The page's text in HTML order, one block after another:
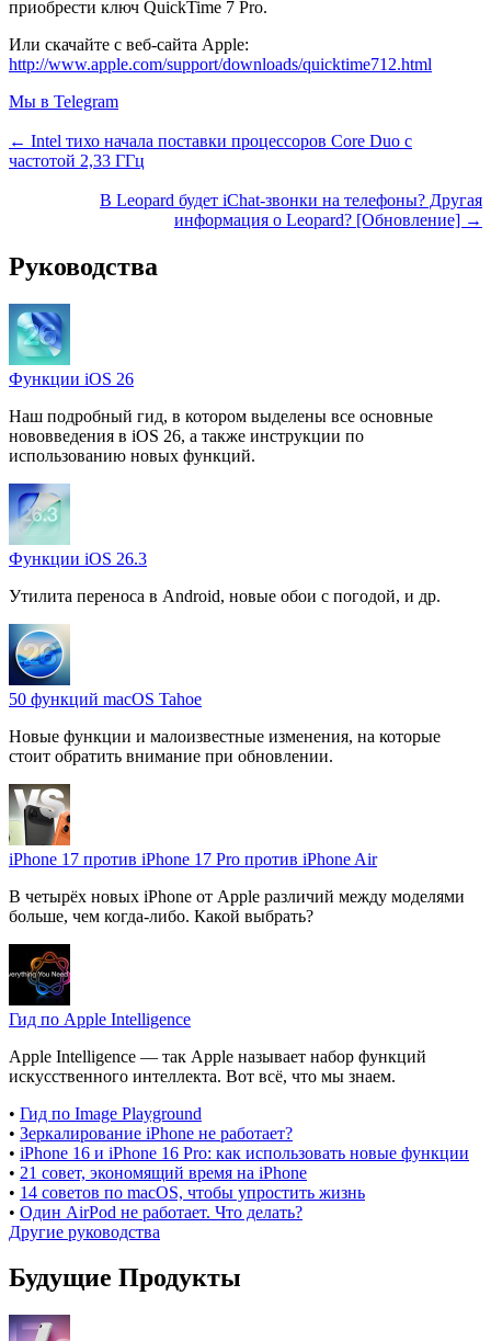
приобрести ключ QuickTime 7 Pro.
Или скачайте с веб-сайта Apple:
http://www.apple.com/support/downloads/quicktime712.html
Мы в Telegram
← Intel тихо начала поставки процессоров Core Duo с
частотой 2,33 ГГц
В Leopard будет iChat-звонки на телефоны? Другая
информация о Leopard? [Обновление] →
Руководства
Функции iOS 26
Наш подробный гид, в котором выделены все основные
нововведения в iOS 26, а также инструкции по
использованию новых функций.
Функции iOS 26.3
Утилита переноса в Android, новые обои с погодой, и др.
50 функций macOS Tahoe
Новые функции и малоизвестные изменения, на которые
стоит обратить внимание при обновлении.
iPhone 17 против iPhone 17 Pro против iPhone Air
В четырёх новых iPhone от Apple различий между моделями
больше, чем когда-либо. Какой выбрать?
Гид по Apple Intelligence
Apple Intelligence — так Apple называет набор функций
искусственного интеллекта. Вот всё, что мы знаем.
• Гид по Image Playground
• Зеркалирование iPhone не работает?
• iPhone 16 и iPhone 16 Pro: как использовать новые функции
• 21 совет, экономящий время на iPhone
• 14 советов по macOS, чтобы упростить жизнь
• Один AirPod не работает. Что делать?
Другие руководства
Будущие Продукты